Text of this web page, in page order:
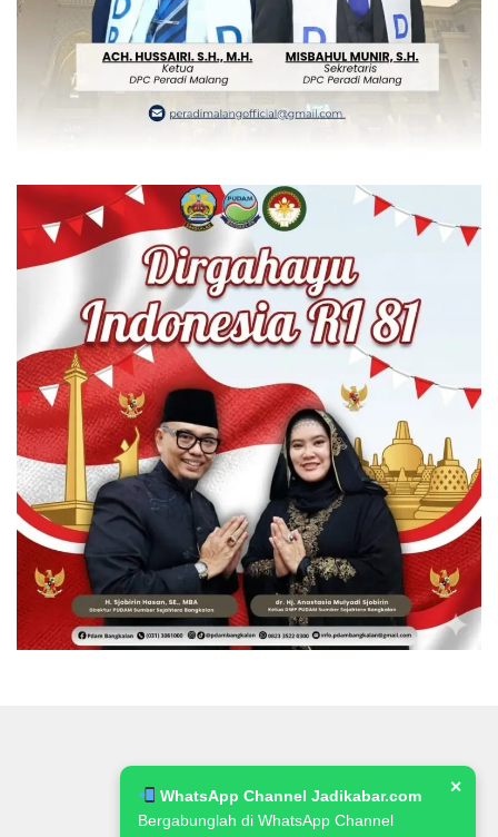
WhatsApp Channel Jadikabar.com
Bergabunglah di WhatsApp Channel
✕